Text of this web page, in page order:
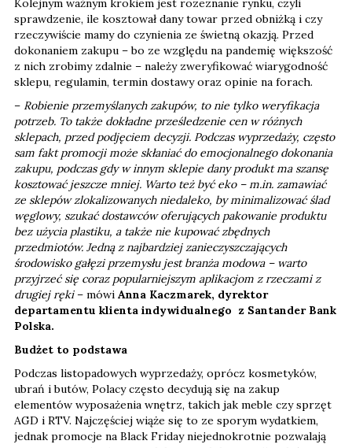
Kolejnym ważnym krokiem jest rozeznanie rynku, czyli
sprawdzenie, ile kosztował dany towar przed obniżką i czy
rzeczywiście mamy do czynienia ze świetną okazją. Przed
dokonaniem zakupu – bo ze względu na pandemię większość
z nich zrobimy zdalnie – należy zweryfikować wiarygodność
sklepu, regulamin, termin dostawy oraz opinie na forach.
– Robienie przemyślanych zakupów, to nie tylko weryfikacja
potrzeb. To także dokładne prześledzenie cen w różnych
sklepach, przed podjęciem decyzji. Podczas wyprzedaży, często
sam fakt promocji może skłaniać do emocjonalnego dokonania
zakupu, podczas gdy w innym sklepie dany produkt ma szansę
kosztować jeszcze mniej. Warto też być eko – m.in. zamawiać
ze sklepów zlokalizowanych niedaleko, by minimalizować ślad
węglowy, szukać dostawców oferujących pakowanie produktu
bez użycia plastiku, a także nie kupować zbędnych
przedmiotów. Jedną z najbardziej zanieczyszczających
środowisko gałęzi przemysłu jest branża modowa – warto
przyjrzeć się coraz popularniejszym aplikacjom z rzeczami z
drugiej ręki – mówi Anna Kaczmarek, dyrektor
departamentu klienta indywidualnego z Santander Bank
Polska.
Budżet to podstawa
Podczas listopadowych wyprzedaży, oprócz kosmetyków,
ubrań i butów, Polacy często decydują się na zakup
elementów wyposażenia wnętrz, takich jak meble czy sprzęt
AGD i RTV. Najczęściej wiąże się to ze sporym wydatkiem,
jednak promocje na Black Friday niejednokrotnie pozwalają